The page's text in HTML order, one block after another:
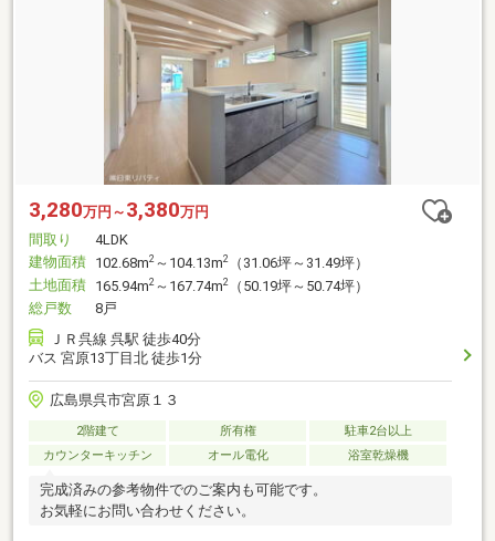
3,280万円～ 3,380万円
間取り
4LDK
建物面積 102.68m2 ～104.13m2
（31.06坪～31.49坪）
土地面積 165.94m2 ～167.74m2
（50.19坪～50.74坪）
総戸数
8戸
ＪＲ呉線 呉駅 徒歩40分
バス 宮原13丁目北 徒歩1分
広島県呉市宮原１３
2階建て 所有権
駐車2台以上
カウンターキッチン
オール電化 浴室乾燥機
完成済みの参考物件でのご案内も可能です。
お気軽にお問い合わせください。